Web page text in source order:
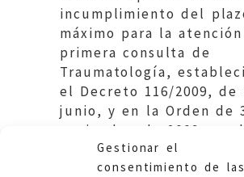
Gestionar el
consentimiento de las
incumplimiento del
máximo para la
primera consulta de
Traumatología,
el Decreto 116/2009, de
junio, y en la Orden de
noviembre de 2009 que
desarrolla.